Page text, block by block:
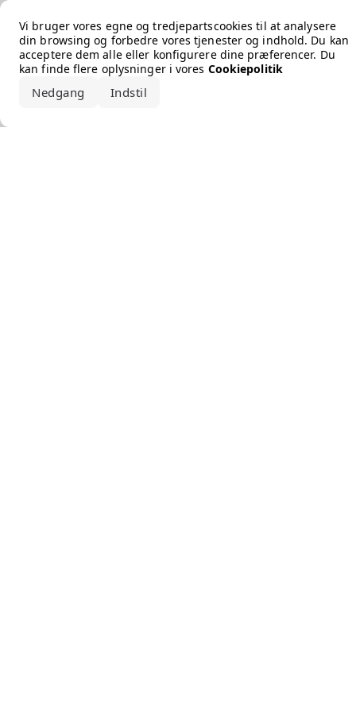
Vi bruger vores egne og tredjepartscookies til at analysere
din browsing og forbedre vores tjenester og indhold. Du kan
acceptere dem alle eller konfigurere dine præferencer. Du
kan finde flere oplysninger i vores Cookiepolitik
Nedgang Indstil
Error loading the brand